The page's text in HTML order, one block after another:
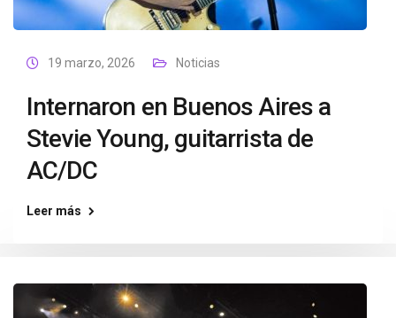
19 marzo, 2026 Noticias
Internaron en Buenos Aires a
Stevie Young, guitarrista de
AC/DC
Leer más